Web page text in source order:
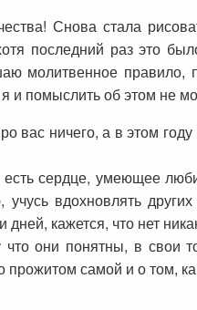
Снова стала
последний раз это
молитвенное
и помыслить об этом не
вас ничего, а в этом
сердце, умеющее
вдохновлять
кажется, что нет
они понятны, в свои
самой и о том,